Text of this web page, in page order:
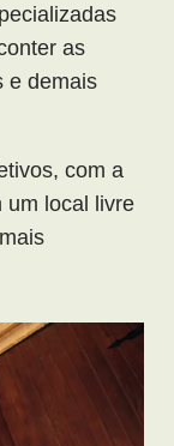
as
e demais
com a
um local livre